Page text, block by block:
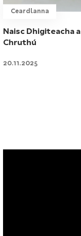
Ceardlanna
Naisc Dhigiteacha a
Chruthú
20.11.2025